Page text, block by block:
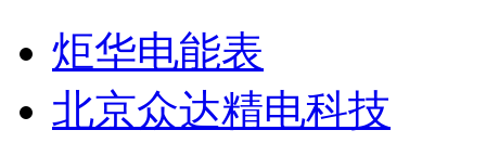
炬华电能表
北京众达精电科技